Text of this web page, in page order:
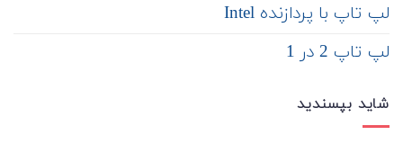
لپ تاپ با پردازنده Intel
لپ تاپ 2 در 1
شاید بپسندید